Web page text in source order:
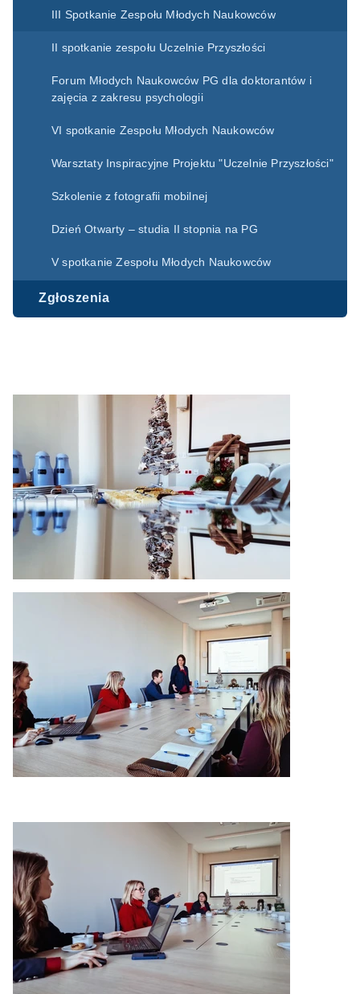
III Spotkanie Zespołu Młodych Naukowców
II spotkanie zespołu Uczelnie Przyszłości
Forum Młodych Naukowców PG dla doktorantów i
zajęcia z zakresu psychologii
VI spotkanie Zespołu Młodych Naukowców
Warsztaty Inspiracyjne Projektu "Uczelnie Przyszłości"
Szkolenie z fotografii mobilnej
Dzień Otwarty – studia II stopnia na PG
V spotkanie Zespołu Młodych Naukowców
Zgłoszenia